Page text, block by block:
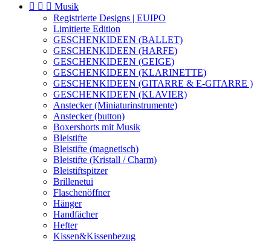
   Musik
Registrierte Designs | EUIPO
Limitierte Edition
GESCHENKIDEEN (BALLET)
GESCHENKIDEEN (HARFE)
GESCHENKIDEEN (GEIGE)
GESCHENKIDEEN (KLARINETTE)
GESCHENKIDEEN (GITARRE & E-GITARRE )
GESCHENKIDEEN (KLAVIER)
Anstecker (Miniaturinstrumente)
Anstecker (button)
Boxershorts mit Musik
Bleistifte
Bleistifte (magnetisch)
Bleistifte (Kristall / Charm)
Bleistiftspitzer
Brillenetui
Flaschenöffner
Hänger
Handfächer
Hefter
Kissen&Kissenbezug